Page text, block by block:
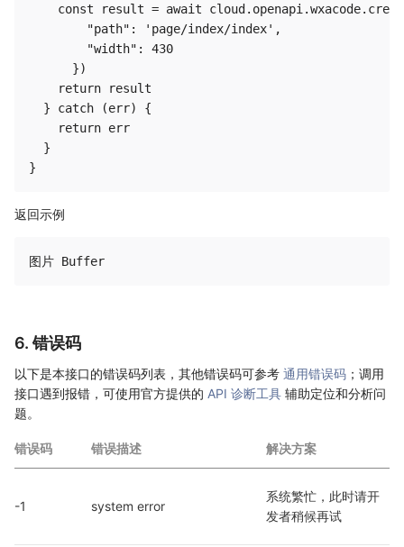
const result = await
        "path": 'page/index/index',
        "width": 430
      })
    return result
  } catch (err) {
    return err
  }
返回示例
6. 错误码
以下是本接口的错误码列表，其他错误码可参考 通用错误码 ；调用
接口遇到报错，可使用官方提供的 API 诊断工具 辅助定位和分析问
题。
错误码 错误描述 解决方案
-1 system error
系统繁忙，此时请开
发者稍候再试